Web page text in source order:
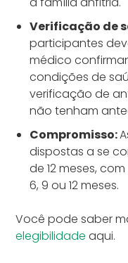
Verificação de
participantes
médico
condições de
verificação de
não tenham
Compromisso:
dispostas a se
de 12 meses,
6, 9 ou 12 meses.
Você pode saber
elegibilidade aqui.